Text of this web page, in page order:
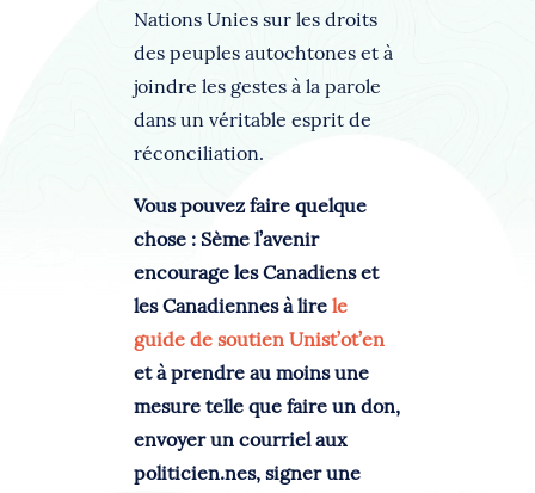
Nations Unies sur les droits
des peuples autochtones et à
joindre les gestes à la parole
dans un véritable esprit de
réconciliation.
Vous pouvez faire quelque
chose : Sème l’avenir
encourage les Canadiens et
les Canadiennes à lire le
guide de soutien Unist’ot’en
et à prendre au moins une
mesure telle que faire un don,
envoyer un courriel aux
politicien.nes, signer une